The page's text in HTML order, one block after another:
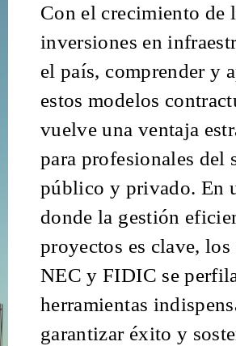
Con el crecimiento de
inversiones en
el país, comprender y
estos modelos
vuelve una ventaja
para profesionales del
público y privado. En
donde la gestión
proyectos es clave, los
NEC y FIDIC se
herramientas
garantizar éxito y